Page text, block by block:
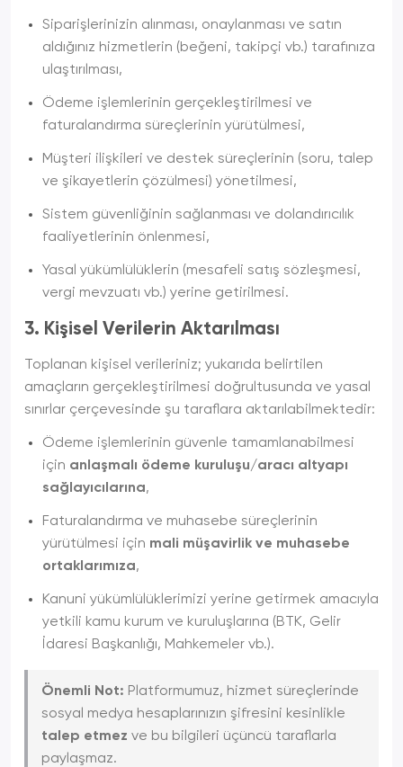
Siparişlerinizin alınması, onaylanması ve satın
aldığınız hizmetlerin (beğeni, takipçi vb.) tarafınıza
ulaştırılması,
Ödeme işlemlerinin gerçekleştirilmesi ve
faturalandırma süreçlerinin yürütülmesi,
Müşteri ilişkileri ve destek süreçlerinin (soru, talep
ve şikayetlerin çözülmesi) yönetilmesi,
Sistem güvenliğinin sağlanması ve dolandırıcılık
faaliyetlerinin önlenmesi,
Yasal yükümlülüklerin (mesafeli satış sözleşmesi,
vergi mevzuatı vb.) yerine getirilmesi.
3. Kişisel Verilerin Aktarılması
Toplanan kişisel verileriniz; yukarıda belirtilen
amaçların gerçekleştirilmesi doğrultusunda ve yasal
sınırlar çerçevesinde şu taraflara aktarılabilmektedir:
Ödeme işlemlerinin güvenle tamamlanabilmesi
için anlaşmalı ödeme kuruluşu/aracı altyapı
sağlayıcılarına,
Faturalandırma ve muhasebe süreçlerinin
yürütülmesi için mali müşavirlik ve muhasebe
ortaklarımıza,
Kanuni yükümlülüklerimizi yerine getirmek amacıyla
yetkili kamu kurum ve kuruluşlarına (BTK, Gelir
İdaresi Başkanlığı, Mahkemeler vb.).
Önemli Not: Platformumuz, hizmet süreçlerinde
sosyal medya hesaplarınızın şifresini kesinlikle
talep etmez ve bu bilgileri üçüncü taraflarla
paylaşmaz.